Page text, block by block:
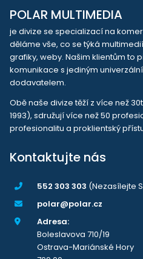
POLAR MULTIMEDIA
je divize se specializací na
děláme vše, co se týká
grafiky, weby. Našim klientům to
komunikace s jediným
dodavatelem.
Obě naše divize těží z více než
1993), sdružují více než 50
profesionalitu a proklientský
Kontaktujte nás
552 303 303 (Nezasílejte
polar@polar.cz
Adresa:
Boleslavova 710/19
Ostrava-Mariánské Hory